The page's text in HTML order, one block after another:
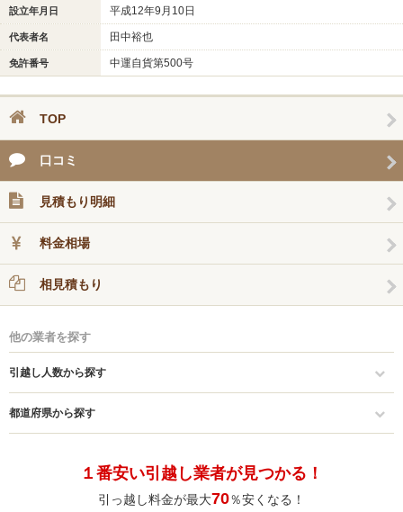
設立年月日 平成12年9月10日
代表者名 田中裕也
免許番号 中運自貨第500号
TOP
口コミ
見積もり明細
料金相場
相見積もり
他の業者を探す
引越し人数から探す
都道府県から探す
１番安い引越し業者が見つかる！
引っ越し料金が最大70％安くなる！